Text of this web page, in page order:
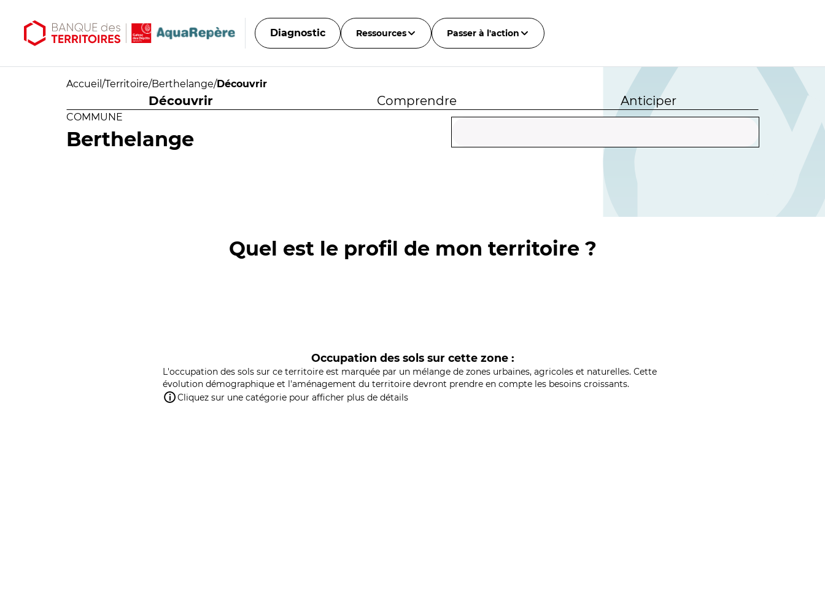
Diagnostic Ressources Passer à l'action
Accueil /Territoire/Berthelange/Découvrir
Découvrir Comprendre Anticiper
COMMUNE
Berthelange
Quel est le profil de mon territoire ?
Occupation des sols sur cette zone :
L'occupation des sols sur ce territoire est marquée par un mélange de zones urbaines, agricoles et naturelles. Cette
évolution démographique et l'aménagement du territoire devront prendre en compte les besoins croissants.
Cliquez sur une catégorie pour afficher plus de détails